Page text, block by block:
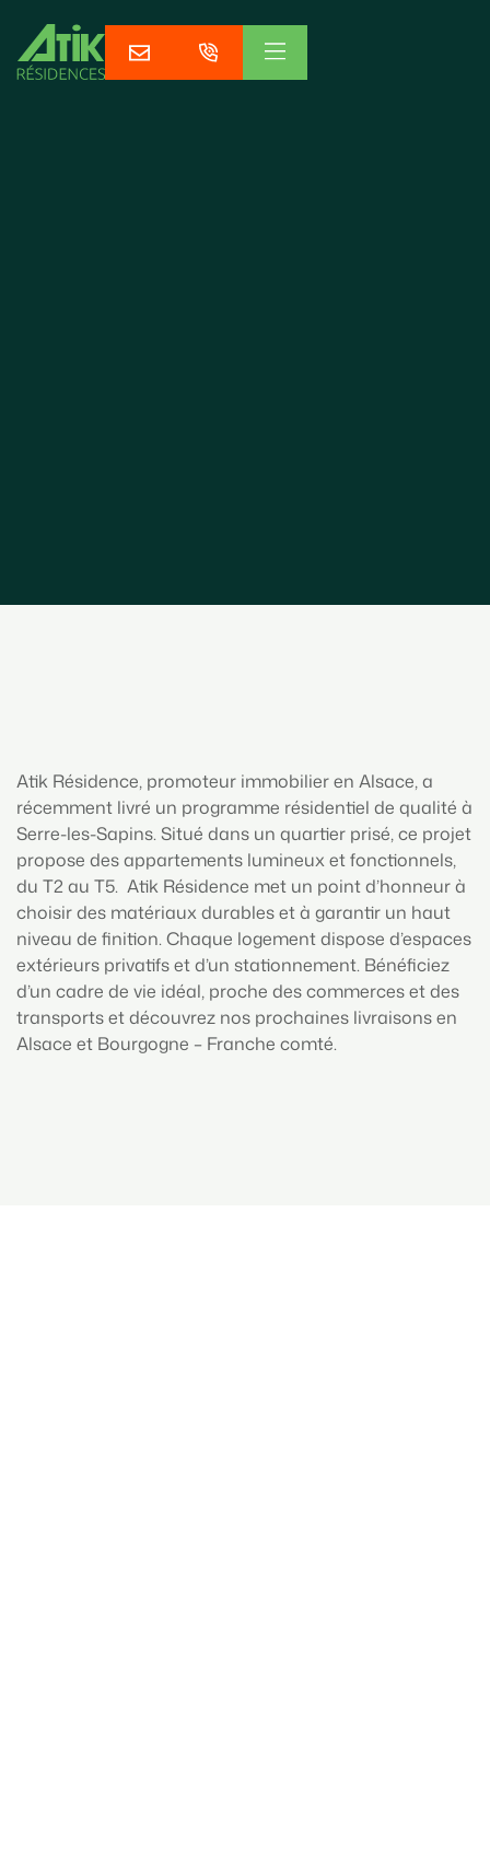
Atik Résidence, promoteur immobilier en Alsace, a
récemment livré un programme résidentiel de qualité à
Serre-les-Sapins. Situé dans un quartier prisé, ce projet
propose des appartements lumineux et fonctionnels,
du T2 au T5. Atik Résidence met un point d’honneur à
choisir des matériaux durables et à garantir un haut
niveau de finition. Chaque logement dispose d’espaces
extérieurs privatifs et d’un stationnement. Bénéficiez
d’un cadre de vie idéal, proche des commerces et des
transports et découvrez nos prochaines livraisons en
Alsace et Bourgogne – Franche comté.